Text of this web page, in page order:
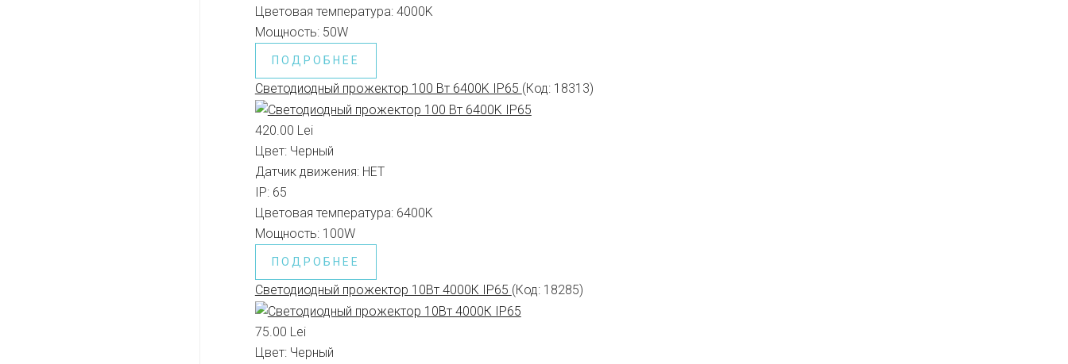
Цветовая температура: 4000K
Мощность: 50W
ПОДРОБНЕЕ
Светодиодный прожектор 100 Вт 6400K IP65 (Код: 18313)
420.00 Lei
Цвет: Черный
Датчик движения: НЕТ
IP: 65
Цветовая температура: 6400K
Мощность: 100W
ПОДРОБНЕЕ
Светодиодный прожектор 10Вт 4000К IP65 (Код: 18285)
75.00 Lei
Цвет: Черный